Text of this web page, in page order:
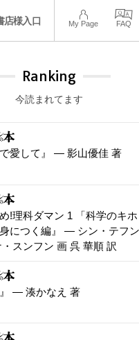
店様入口 My Page FAQ
Ranking
今読まれてます
で愛して』 — 影山優佳 著
め!理科ダマン 1 「科学のキホ
につく編』 — シン・テフン
・スンフン 画 呉 華順 訳
』 — 湊かなえ 著